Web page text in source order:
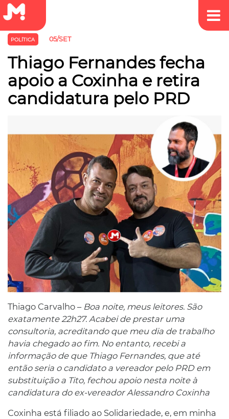
POLÍTICA 05/SET
Thiago Fernandes fecha
apoio a Coxinha e retira
candidatura pelo PRD
Thiago Carvalho – Boa noite, meus leitores. São
exatamente 22h27. Acabei de prestar uma
consultoria, acreditando que meu dia de trabalho
havia chegado ao fim. No entanto, recebi a
informação de que Thiago Fernandes, que até
então seria o candidato a vereador pelo PRD em
substituição a Tito, fechou apoio nesta noite à
candidatura do ex-vereador Alessandro Coxinha
Coxinha está filiado ao Solidariedade, e, em minha